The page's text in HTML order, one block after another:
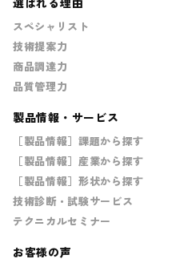
スペシャリスト
技術提案力
商品調達力
品質管理力
製品情報・サービス
［製品情報］課題から探す
［製品情報］産業から探す
［製品情報］形状から探す
技術診断・試験サービス
テクニカルセミナー
お客様の声